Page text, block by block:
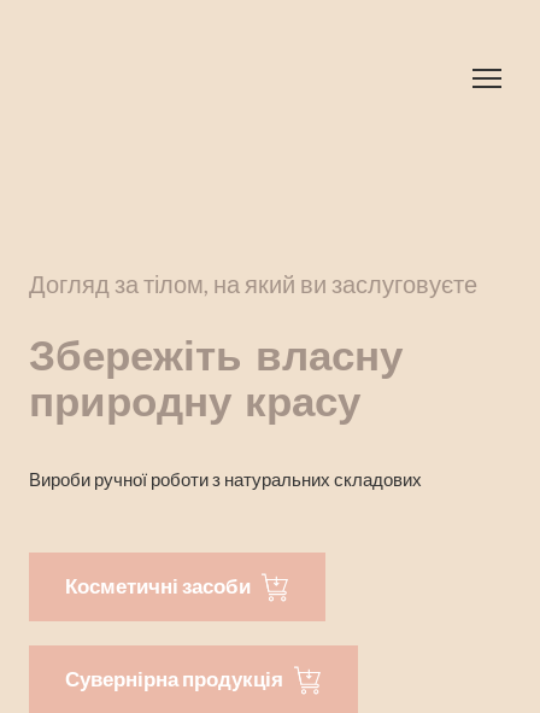
Догляд за тілом, на який ви заслуговуєте
Збережіть власну
природну красу
Вироби ручної роботи з натуральних складових
Косметичні засоби
Сувернірна продукція